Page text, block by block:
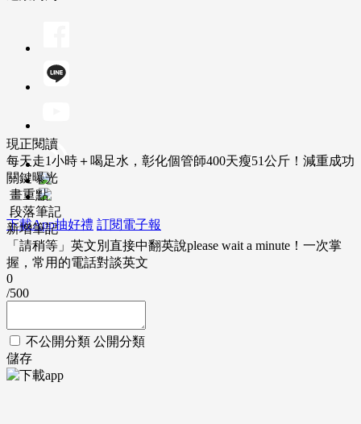
下載App抽好禮 訂閱電子報
現正閱讀
每天走1小時＋喝足水，彰化個管師400天瘦51公斤！減重成功
關鍵曝光
畫重點
段落筆記
新增筆記
「請稍等」英文別直接中翻英說please wait a minute！一次掌
握，常用的電話對談英文
0
/500
不公開分類 公開分類
儲存